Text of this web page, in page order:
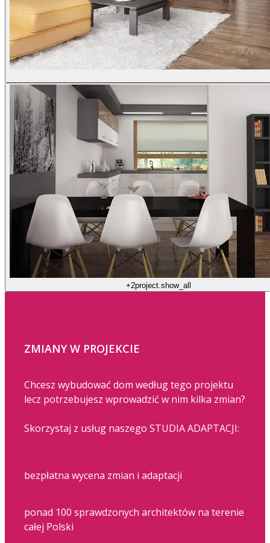
+2project.show_all
ZMIANY W PROJEKCIE
Chcesz wybudować dom według tego projektu
lecz potrzebujesz wprowadzić w nim kilka zmian?
Skorzystaj z usług naszego STUDIA ADAPTACJI:
bezpłatna wycena zmian i adaptacji
ponad 100 sprawdzonych architektów na terenie
całej Polski